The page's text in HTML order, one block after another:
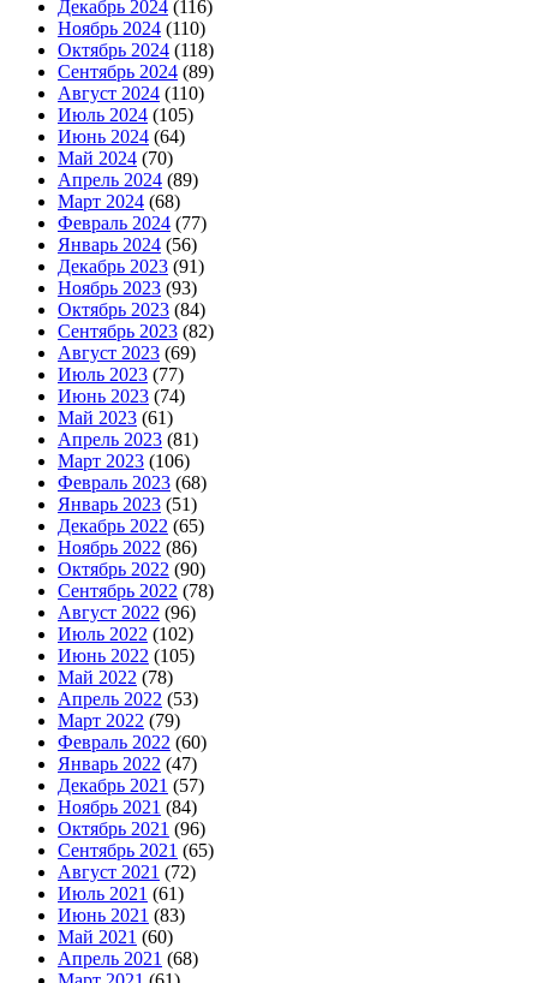
Декабрь 2024 (116)
Ноябрь 2024 (110)
Октябрь 2024 (118)
Сентябрь 2024 (89)
Август 2024 (110)
Июль 2024 (105)
Июнь 2024 (64)
Май 2024 (70)
Апрель 2024 (89)
Март 2024 (68)
Февраль 2024 (77)
Январь 2024 (56)
Декабрь 2023 (91)
Ноябрь 2023 (93)
Октябрь 2023 (84)
Сентябрь 2023 (82)
Август 2023 (69)
Июль 2023 (77)
Июнь 2023 (74)
Май 2023 (61)
Апрель 2023 (81)
Март 2023 (106)
Февраль 2023 (68)
Январь 2023 (51)
Декабрь 2022 (65)
Ноябрь 2022 (86)
Октябрь 2022 (90)
Сентябрь 2022 (78)
Август 2022 (96)
Июль 2022 (102)
Июнь 2022 (105)
Май 2022 (78)
Апрель 2022 (53)
Март 2022 (79)
Февраль 2022 (60)
Январь 2022 (47)
Декабрь 2021 (57)
Ноябрь 2021 (84)
Октябрь 2021 (96)
Сентябрь 2021 (65)
Август 2021 (72)
Июль 2021 (61)
Июнь 2021 (83)
Май 2021 (60)
Апрель 2021 (68)